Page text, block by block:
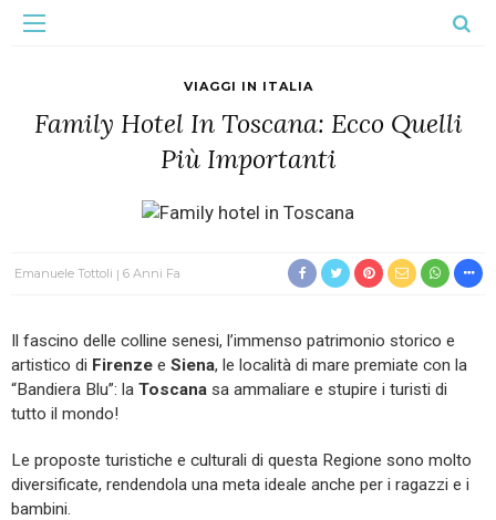
VIAGGI IN ITALIA
Family Hotel In Toscana: Ecco Quelli
Più Importanti
Emanuele Tottoli 6 Anni Fa
Il fascino delle colline senesi, l’immenso patrimonio storico e
artistico di Firenze e Siena, le località di mare premiate con la
“Bandiera Blu”: la Toscana sa ammaliare e stupire i turisti di
tutto il mondo!
Le proposte turistiche e culturali di questa Regione sono molto
diversificate, rendendola una meta ideale anche per i ragazzi e i
bambini.